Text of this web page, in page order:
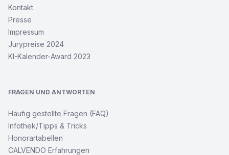
Kontakt
Presse
Impressum
Jurypreise 2024
KI-Kalender-Award 2023
FRAGEN UND ANTWORTEN
Häufig gestellte Fragen (FAQ)
Infothek/Tipps & Tricks
Honorartabellen
CALVENDO Erfahrungen